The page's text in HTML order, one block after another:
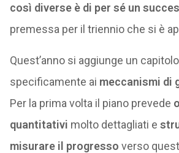
così diverse è di per sé un
premessa per il triennio che si è
Quest’anno si aggiunge un
specificamente ai meccanismi di
Per la prima volta il piano prevede
quantitativi molto dettagliati e
misurare il progresso verso